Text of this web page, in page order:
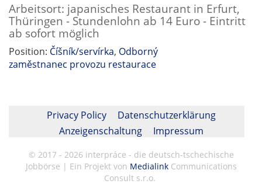
Arbeitsort: japanisches Restaurant in Erfurt,
Thüringen - Stundenlohn ab 14 Euro - Eintritt
ab sofort möglich
Position: Číšník/servírka, Odborný
zaměstnanec provozu restaurace
Privacy Policy
Datenschutzerklärung
Anzeigenschaltung
Impressum
© 2017 - 2026 interpráce - die deutsch-tschechische
Jobbörse | Ein Projekt von MedialinkCommunications
Consult s.r.o.